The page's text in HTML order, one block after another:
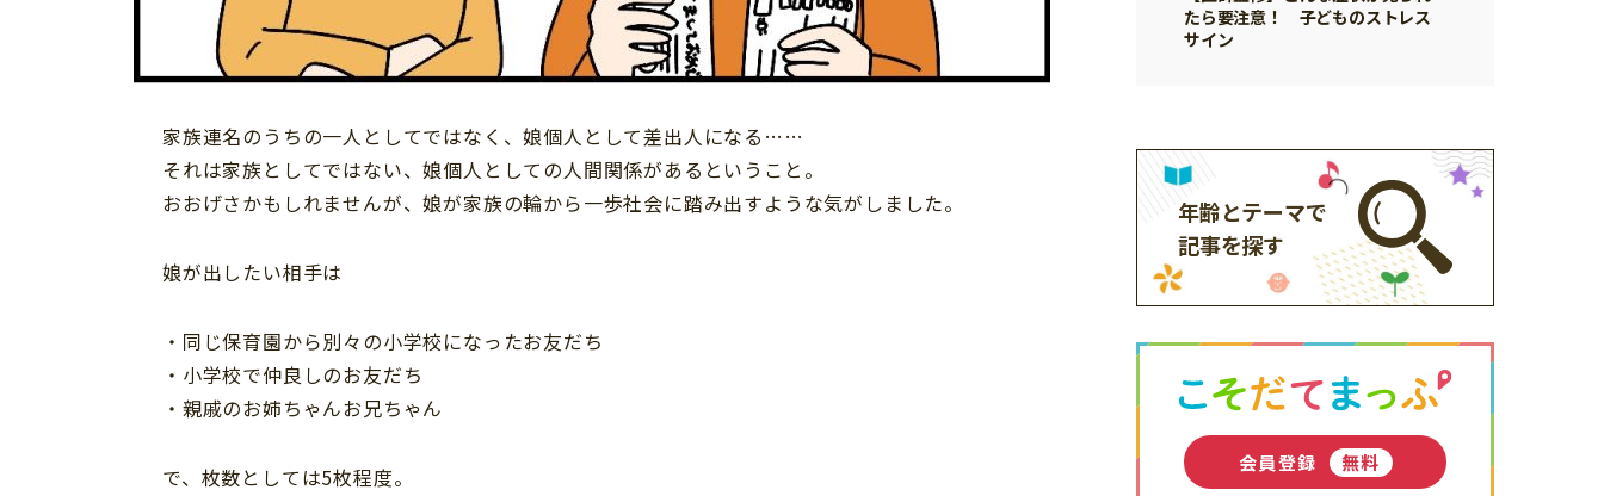
家族連名のうちの一人としてではなく、娘個人として差出人になる……
それは家族としてではない、娘個人としての人間関係があるということ。
おおげさかもしれませんが、娘が家族の輪から一歩社会に踏み出すような気がしました。
娘が出したい相手は
・同じ保育園から別々の小学校になったお友だち
・小学校で仲良しのお友だち
・親戚のお姉ちゃんお兄ちゃん
で、枚数としては5枚程度。
たら要注意！ 子どものストレス
サイン
年齢とテーマで
記事を探す
会員登録 無料